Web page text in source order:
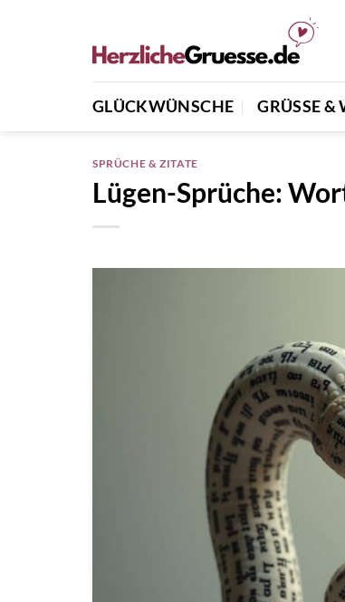
GLÜCKWÜNSCHE GRÜSSE &
SPRÜCHE & ZITATE
Lügen-Sprüche: